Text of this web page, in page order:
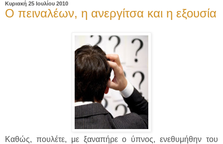
Κυριακή 25 Ιουλίου 2010
Ο πειναλέων, η ανεργίτσα και η εξουσία
Καθώς, πουλέτε, με ξαναπήρε ο ύπνος, ενεθυμήθην του